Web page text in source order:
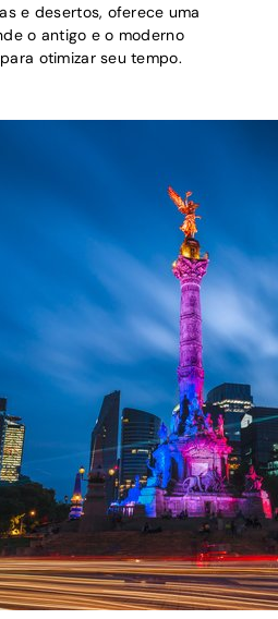
e desertos, oferece uma
o antigo e o moderno
otimizar seu tempo.